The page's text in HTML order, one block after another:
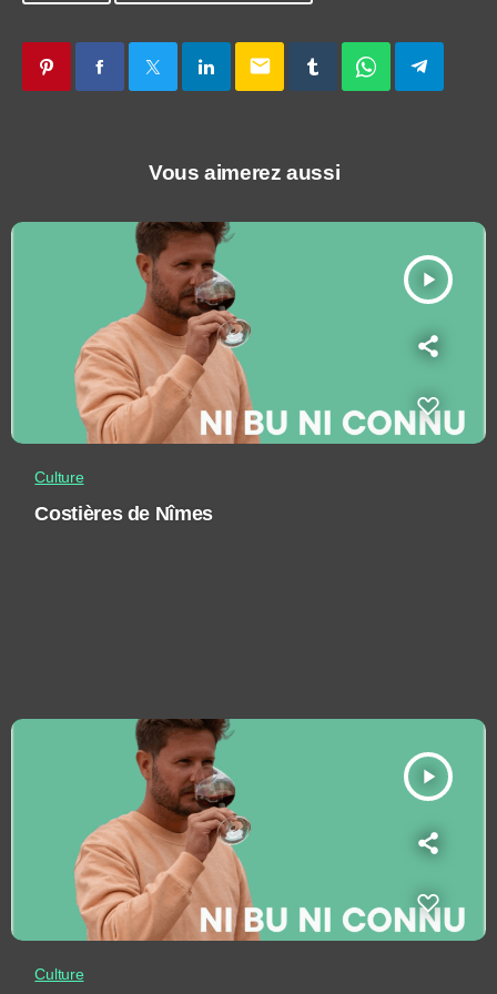
email
Vous aimerez aussi
play_arrow
Culture
Costières de Nîmes
play_arrow
Culture